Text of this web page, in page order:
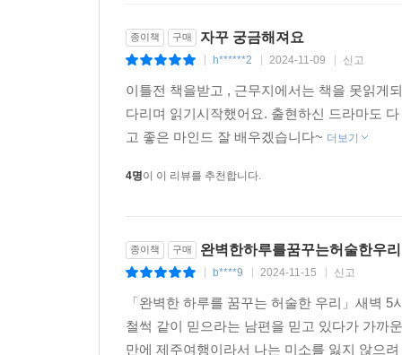
종이책 구매 자꾸 궁금해져요
h******2 2024-11-09 신고
이틀전 책을받고 , 근무지에서는 책을 못읽게
다리며 읽기시작했어요. 출현하신 드라마도
고 좋은 마인드 잘 배우겠습니다~ 더보기
4명이 이 리뷰를 추천합니다.
종이책 구매 완벽한하루를꿈꾸는허술한우리
b****9 2024-11-15 신고
「완벽한 하루를 꿈꾸는 허술한 우리」새벽
철썩 같이 믿으라는 남편을 믿고 있다가 가까
만에 제주여행이라서 나는 미소를 잃지 않으